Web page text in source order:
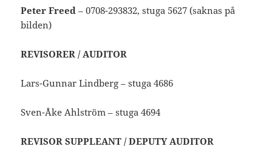
Peter Freed – 0708-293832, stuga 5627 (saknas på
bilden)
REVISORER / AUDITOR
Lars-Gunnar Lindberg – stuga 4686
Sven-Åke Ahlström – stuga 4694
REVISOR SUPPLEANT / DEPUTY AUDITOR